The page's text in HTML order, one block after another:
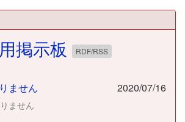
掲示板 RDF/RSS
ません 2020/07/16
ません